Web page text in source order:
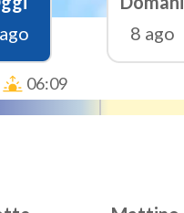
8 ago
06:09